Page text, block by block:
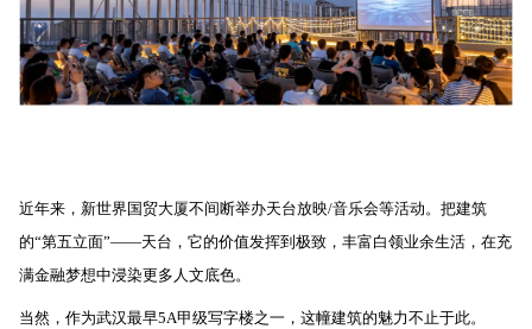
近年来，新世界国贸大厦不间断举办天台放映/音乐会等活动。把建筑
的“第五立面”——天台，它的价值发挥到极致，丰富白领业余生活，在充
满金融梦想中浸染更多人文底色。
当然，作为武汉最早5A甲级写字楼之一，这幢建筑的魅力不止于此。